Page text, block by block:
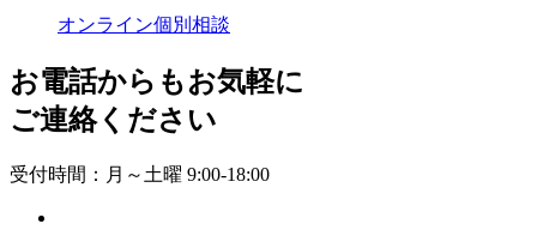
オンライン個別相談
お電話からもお気軽に
ご連絡ください
受付時間：月～土曜 9:00-18:00